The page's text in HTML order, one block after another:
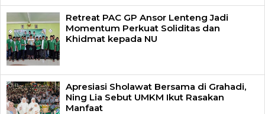
Retreat PAC GP Ansor Lenteng Jadi
Momentum Perkuat Soliditas dan
Khidmat kepada NU
Apresiasi Sholawat Bersama di Grahadi,
Ning Lia Sebut UMKM Ikut Rasakan
Manfaat